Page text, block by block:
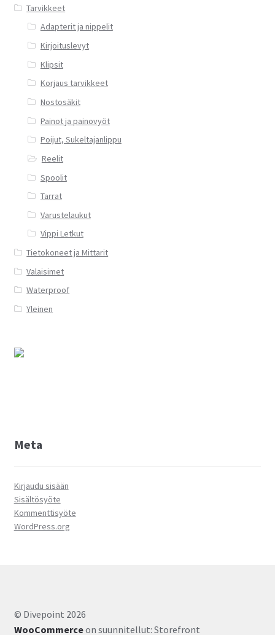
Tarvikkeet
Adapterit ja nippelit
Kirjoituslevyt
Klipsit
Korjaus tarvikkeet
Nostosäkit
Painot ja painovyöt
Poijut, Sukeltajanlippu
Reelit
Spoolit
Tarrat
Varustelaukut
Vippi Letkut
Tietokoneet ja Mittarit
Valaisimet
Waterproof
Yleinen
Meta
Kirjaudu sisään
Sisältösyöte
Kommenttisyöte
WordPress.org
© Divepoint 2026
WooCommerceon suunnitellut: Storefront